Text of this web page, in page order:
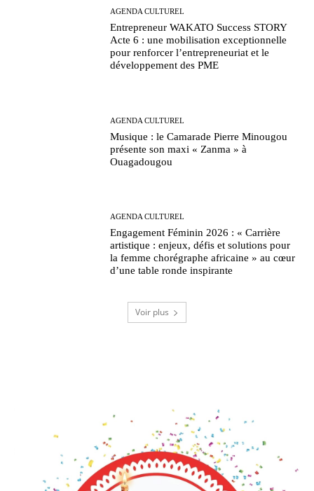
AGENDA CULTUREL
Entrepreneur WAKATO Success STORY
Acte 6 : une mobilisation exceptionnelle
pour renforcer l’entrepreneuriat et le
développement des PME
AGENDA CULTUREL
Musique : le Camarade Pierre Minougou
présente son maxi « Zanma » à
Ouagadougou
AGENDA CULTUREL
Engagement Féminin 2026 : « Carrière
artistique : enjeux, défis et solutions pour
la femme chorégraphe africaine » au cœur
d’une table ronde inspirante
Voir plus